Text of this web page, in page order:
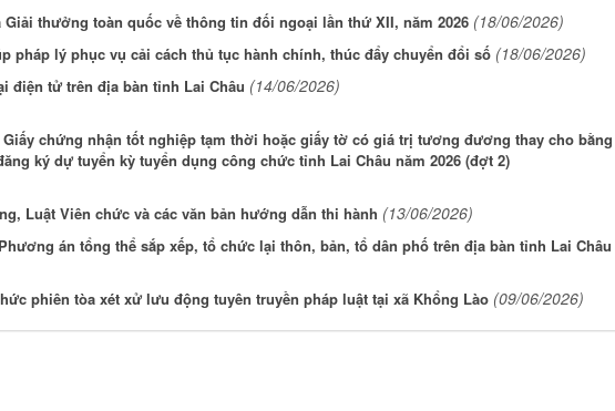
thưởng toàn quốc về thông tin đối ngoại lần thứ XII, năm 2026 (18/06/2026)
pháp lý phục vụ cải cách thủ tục hành chính, thúc đẩy chuyển đổi số (18/06/2026)
điện tử trên địa bàn tỉnh Lai Châu (14/06/2026)
chứng nhận tốt nghiệp tạm thời hoặc giấy tờ có giá trị tương đương thay cho bằng
ký dự tuyển kỳ tuyển dụng công chức tỉnh Lai Châu năm 2026 (đợt 2)
Luật Viên chức và các văn bản hướng dẫn thi hành (13/06/2026)
án tổng thể sắp xếp, tổ chức lại thôn, bản, tổ dân phố trên địa bàn tỉnh Lai Châu
phiên tòa xét xử lưu động tuyên truyền pháp luật tại xã Khổng Lào (09/06/2026)